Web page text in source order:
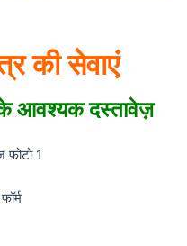
की सेवाएं
के आवश्यक दस्तावेज़
फोटो 1